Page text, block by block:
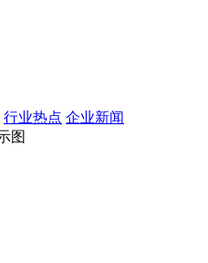
行业热点 企业新闻